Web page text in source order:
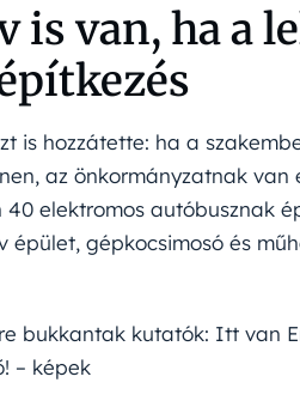
van, ha a
is hozzátette: ha a
az önkormányzatnak
elektromos autóbusznak
épület, gépkocsimosó és
bukkantak kutatók: Itt van
– képek